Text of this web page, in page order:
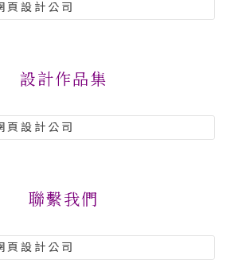
設計作品集
聯繫我們